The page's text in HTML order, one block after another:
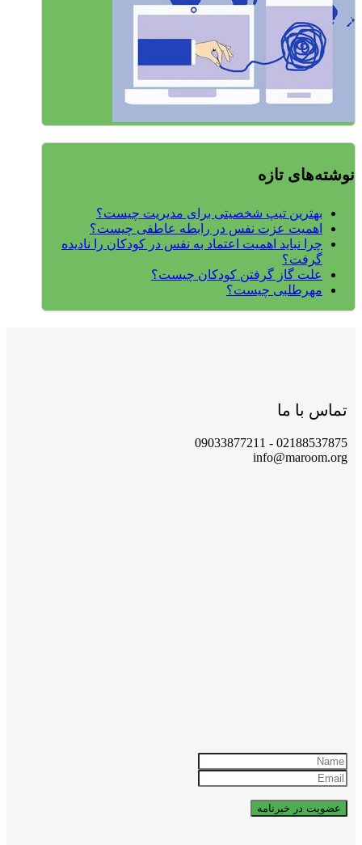
نوشته‌های تازه
بهترین تیپ شخصیتی برای مدیریت چیست؟
اهمیت عزت نفس در رابطه عاطفی چیست؟
چرا نباید اهمیت اعتماد به نفس در کودکان را نادیده
گرفت؟
علت گاز گرفتن کودکان چیست؟
مهرطلبی چیست؟
تماس با ما
02188537875 - 09033877211
info@maroom.org